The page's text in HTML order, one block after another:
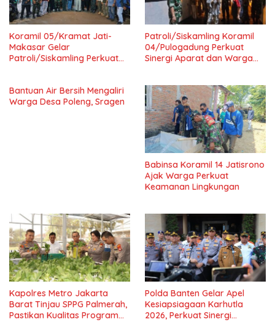
Koramil 05/Kramat Jati-
Makasar Gelar
Patroli/Siskamling Perkuat
Patroli/Siskamling Koramil
04/Pulogadung Perkuat
Sinergi Aparat dan Warga
Bantuan Air Bersih Mengaliri
Warga Desa Poleng, Sragen
Babinsa Koramil 14 Jatisrono
Ajak Warga Perkuat
Keamanan Lingkungan
Kapolres Metro Jakarta
Barat Tinjau SPPG Palmerah,
Pastikan Kualitas Program
Polda Banten Gelar Apel
Kesiapsiagaan Karhutla
2026, Perkuat Sinergi